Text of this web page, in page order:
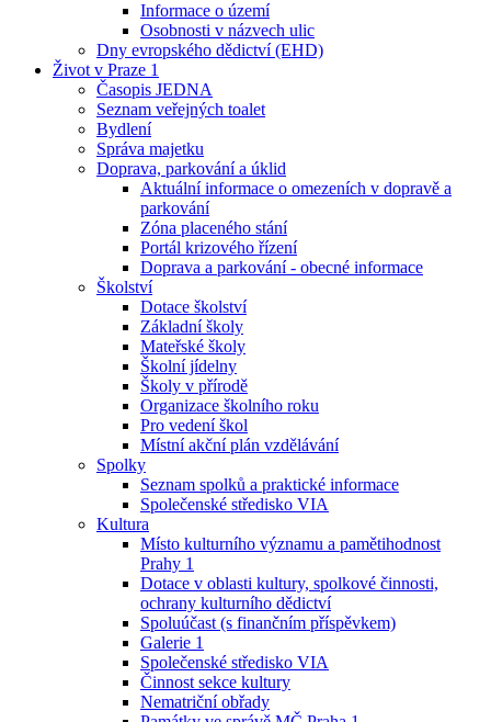
Informace o území
Osobnosti v názvech ulic
Dny evropského dědictví (EHD)
Život v Praze 1
Časopis JEDNA
Seznam veřejných toalet
Bydlení
Správa majetku
Doprava, parkování a úklid
Aktuální informace o omezeních v dopravě a
parkování
Zóna placeného stání
Portál krizového řízení
Doprava a parkování - obecné informace
Školství
Dotace školství
Základní školy
Mateřské školy
Školní jídelny
Školy v přírodě
Organizace školního roku
Pro vedení škol
Místní akční plán vzdělávání
Spolky
Seznam spolků a praktické informace
Společenské středisko VIA
Kultura
Místo kulturního významu a pamětihodnost
Prahy 1
Dotace v oblasti kultury, spolkové činnosti,
ochrany kulturního dědictví
Spoluúčast (s finančním příspěvkem)
Galerie 1
Společenské středisko VIA
Činnost sekce kultury
Nematriční obřady